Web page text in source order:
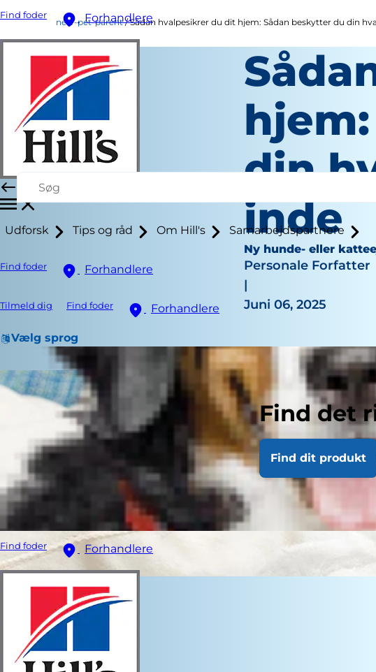
Find foder Forhandlere
Udforsk Tips og råd Om Hill's Samarbejdspartnere
Find foder Forhandlere
Tilmeld dig Find foder Forhandlere
Vælg sprog
Find det
Find dit produkt
Find foder Forhandlere
new-pet-parent Sådan hvalpesikrer du dit hjem: Sådan beskytter du din
din
inde
Ny hunde- eller
Personale Forfatter
|
Juni 06, 2025